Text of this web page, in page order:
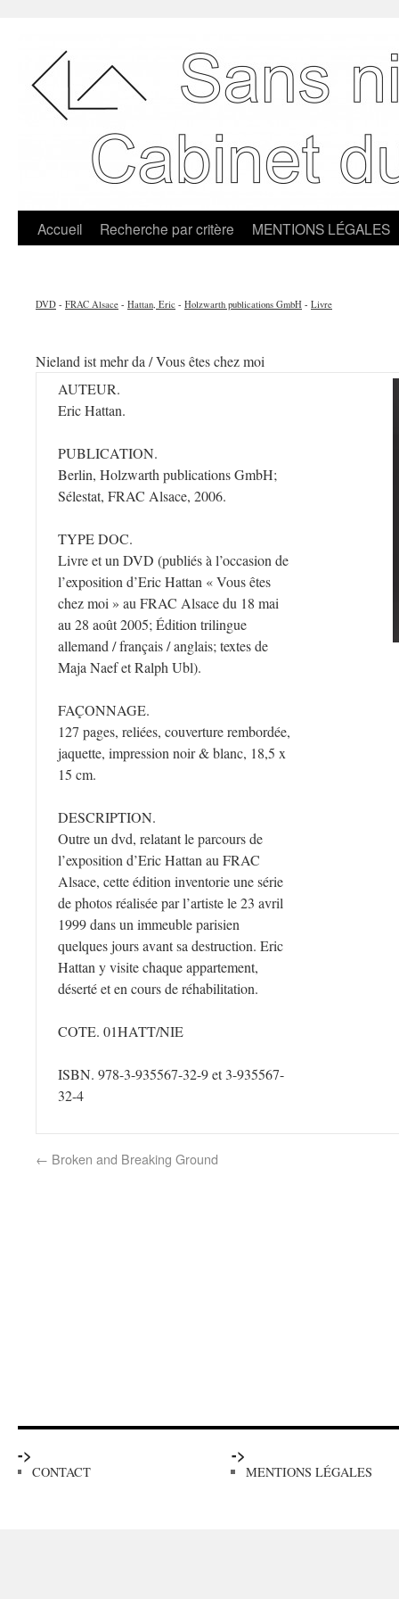
Accueil Recherche par critère MENTIONS LÉGALES
DVD - FRAC Alsace - Hattan, Eric - Holzwarth publications GmbH - Livre
Nieland ist mehr da / Vous êtes chez moi
AUTEUR.
Eric Hattan.
PUBLICATION.
Berlin, Holzwarth publications GmbH;
Sélestat, FRAC Alsace, 2006.
TYPE DOC.
Livre et un DVD (publiés à l’occasion de
l’exposition d’Eric Hattan « Vous êtes
chez moi » au FRAC Alsace du 18 mai
au 28 août 2005; Édition trilingue
allemand / français / anglais; textes de
Maja Naef et Ralph Ubl).
FAÇONNAGE.
127 pages, reliées, couverture rembordée,
jaquette, impression noir & blanc, 18,5 x
15 cm.
DESCRIPTION.
Outre un dvd, relatant le parcours de
l’exposition d’Eric Hattan au FRAC
Alsace, cette édition inventorie une série
de photos réalisée par l’artiste le 23 avril
1999 dans un immeuble parisien
quelques jours avant sa destruction. Eric
Hattan y visite chaque appartement,
déserté et en cours de réhabilitation.
COTE. 01HATT/NIE
ISBN. 978-3-935567-32-9 et 3-935567-
32-4
← Broken and Breaking Ground
->
CONTACT
->
MENTIONS LÉGALES